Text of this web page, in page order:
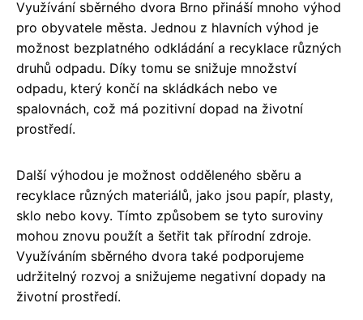
Využívání sběrného dvora Brno přináší mnoho výhod
pro obyvatele města. Jednou z hlavních výhod je
možnost bezplatného odkládání a recyklace různých
druhů odpadu. Díky tomu se snižuje množství
odpadu, který končí na skládkách nebo ve
spalovnách, což má pozitivní dopad na životní
prostředí.
Další výhodou je možnost odděleného sběru a
recyklace různých materiálů, jako jsou papír, plasty,
sklo nebo kovy. Tímto způsobem se tyto suroviny
mohou znovu použít a šetřit tak přírodní zdroje.
Využíváním sběrného dvora také podporujeme
udržitelný rozvoj a snižujeme negativní dopady na
životní prostředí.